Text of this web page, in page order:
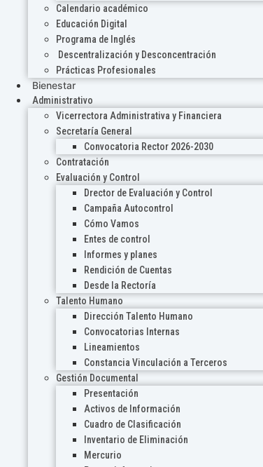
Calendario académico
Educación Digital
Programa de Inglés
Descentralización y Desconcentración
Prácticas Profesionales
Bienestar
Administrativo
Vicerrectora Administrativa y Financiera
Secretaría General
Convocatoria Rector 2026-2030
Contratación
Evaluación y Control
Drector de Evaluación y Control
Campaña Autocontrol
Cómo Vamos
Entes de control
Informes y planes
Rendición de Cuentas
Desde la Rectoría
Talento Humano
Dirección Talento Humano
Convocatorias Internas
Lineamientos
Constancia Vinculación a Terceros
Gestión Documental
Presentación
Activos de Información
Cuadro de Clasificación
Inventario de Eliminación
Mercurio